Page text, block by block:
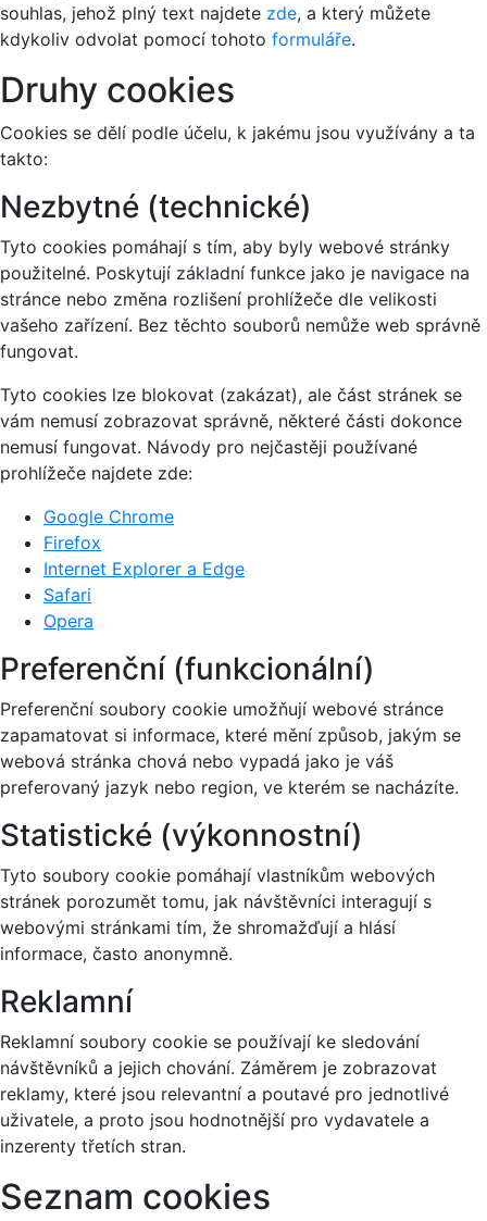
souhlas, jehož plný text najdete zde, a který můžete
kdykoliv odvolat pomocí tohoto formuláře.
Druhy cookies
Cookies se dělí podle účelu, k jakému jsou využívány a ta
takto:
Nezbytné (technické)
Tyto cookies pomáhají s tím, aby byly webové stránky
použitelné. Poskytují základní funkce jako je navigace na
stránce nebo změna rozlišení prohlížeče dle velikosti
vašeho zařízení. Bez těchto souborů nemůže web správně
fungovat.
Tyto cookies lze blokovat (zakázat), ale část stránek se
vám nemusí zobrazovat správně, některé části dokonce
nemusí fungovat. Návody pro nejčastěji používané
prohlížeče najdete zde:
Google Chrome
Firefox
Internet Explorer a Edge
Safari
Opera
Preferenční (funkcionální)
Preferenční soubory cookie umožňují webové stránce
zapamatovat si informace, které mění způsob, jakým se
webová stránka chová nebo vypadá jako je váš
preferovaný jazyk nebo region, ve kterém se nacházíte.
Statistické (výkonnostní)
Tyto soubory cookie pomáhají vlastníkům webových
stránek porozumět tomu, jak návštěvníci interagují s
webovými stránkami tím, že shromažďují a hlásí
informace, často anonymně.
Reklamní
Reklamní soubory cookie se používají ke sledování
návštěvníků a jejich chování. Záměrem je zobrazovat
reklamy, které jsou relevantní a poutavé pro jednotlivé
uživatele, a proto jsou hodnotnější pro vydavatele a
inzerenty třetích stran.
Seznam cookies